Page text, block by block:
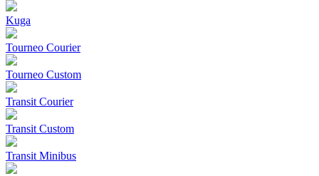
Kuga
Tourneo Courier
Tourneo Custom
Transit Courier
Transit Custom
Transit Minibus